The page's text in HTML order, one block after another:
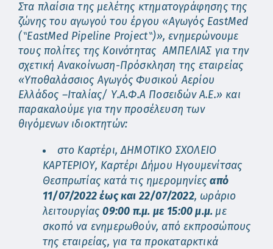
Στα πλαίσια της μελέτης κτηματογράφησης της
ζώνης του αγωγού του έργου «Αγωγός EastMed
(‶EastMed Pipeline Project‶)», ενημερώνουμε
τους πολίτες της Κοινότητας ΑΜΠΕΛΙΑΣ για την
σχετική Ανακοίνωση-Πρόσκληση της εταιρείας
«Υποθαλάσσιος Αγωγός Φυσικού Αερίου
Ελλάδος –Ιταλίας/ Υ.Α.Φ.Α Ποσειδών Α.Ε.» και
παρακαλούμε για την προσέλευση των
θιγόμενων ιδιοκτητών:
στο Καρτέρι, ΔΗΜΟΤΙΚΟ ΣΧΟΛΕΙΟ
ΚΑΡΤΕΡΙΟΥ, Καρτέρι Δήμου Ηγουμενίτσας
Θεσπρωτίας κατά τις ημερομηνίεςαπό
11/07/2022 έως και 22/07/2022, ωράριο
λειτουργίας09:00 π.μ. με 15:00 μ.μ. με
σκοπό να ενημερωθούν, από εκπροσώπους
της εταιρείας, για τα προκαταρκτικά